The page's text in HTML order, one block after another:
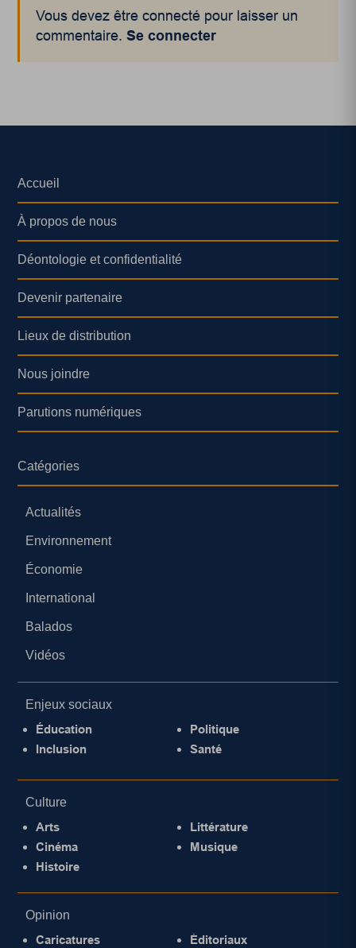
Vous devez être connecté pour laisser un
commentaire.Se connecter
Accueil
À propos de nous
Déontologie et confidentialité
Devenir partenaire
Lieux de distribution
Nous joindre
Parutions numériques
Catégories
Actualités
Environnement
Économie
International
Balados
Vidéos
Enjeux sociaux
Éducation
Inclusion
Politique
Santé
Culture
Arts
Cinéma
Histoire
Littérature
Musique
Opinion
Caricatures
Éditoriaux